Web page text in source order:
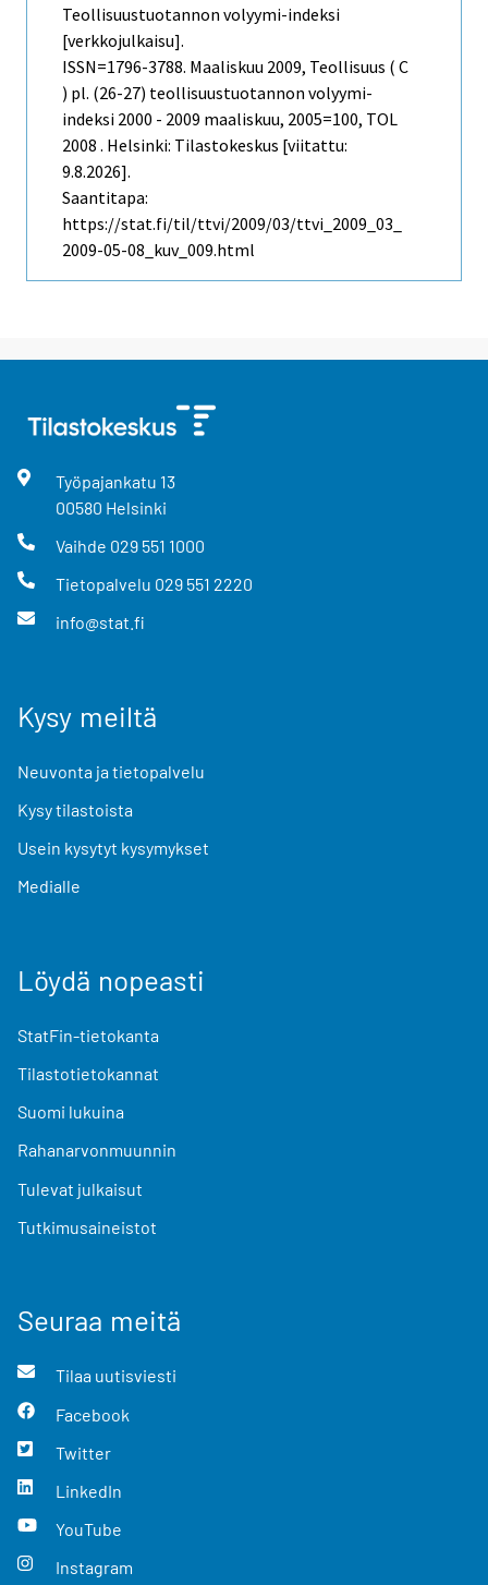
Teollisuustuotannon volyymi-indeksi
[verkkojulkaisu].
ISSN=1796-3788. Maaliskuu 2009, Teollisuus ( C
) pl. (26-27) teollisuustuotannon volyymi-
indeksi 2000 - 2009 maaliskuu, 2005=100, TOL
2008 . Helsinki: Tilastokeskus [viitattu:
9.8.2026].
Saantitapa:
https://stat.fi/til/ttvi/2009/03/ttvi_2009_03_
2009-05-08_kuv_009.html
Työpajankatu 13
00580 Helsinki
Vaihde 029 551 1000
Tietopalvelu 029 551 2220
info@stat.fi
Kysy meiltä
Neuvonta ja tietopalvelu
Kysy tilastoista
Usein kysytyt kysymykset
Medialle
Löydä nopeasti
StatFin-tietokanta
Tilastotietokannat
Suomi lukuina
Rahanarvonmuunnin
Tulevat julkaisut
Tutkimusaineistot
Seuraa meitä
Tilaa uutisviesti
Facebook
Twitter
LinkedIn
YouTube
Instagram